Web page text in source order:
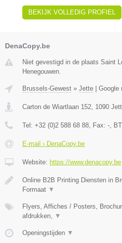
BEKIJK VOLLEDIG PROFIEL
DenaCopy.be
Niet gevestigd in de plaats Saint
Henegouwen.
Brussels-Gewest » Jette | Google
Carton de Wiartlaan 152 1090
Tel: +32 (0)2 588 68 88 , Fax: - ,
E-mail › DenaCopy.be
Website: https://www.denacopy.be
Online B2B Printing Diensten in
Formaat ▼
Flyers, Affiches / Posters,
afdrukken,
▼
Openingstijden ▼